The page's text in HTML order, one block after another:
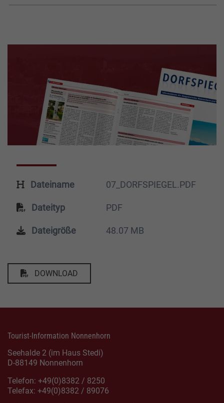
Dateiname 07_DORFSPIEGEL.PDF
Dateityp PDF
Dateigröße 48.07 MB
DOWNLOAD
Tourist-Information Nonnenhorn
Seehalde 2 (im Haus Stedi)
D-88149 Nonnenhorn
Telefon: +49(0)8382 / 8250
Telefax: +49(0)8382 / 89076